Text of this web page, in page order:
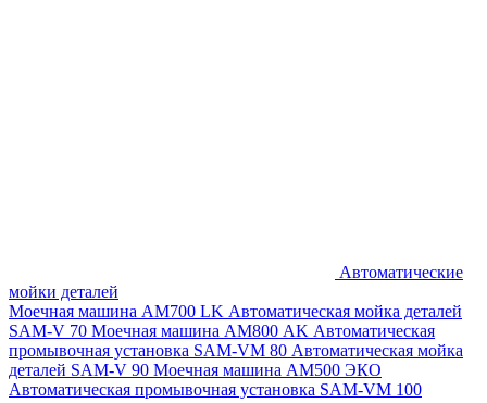
Автоматические
мойки деталей
Моечная машина AM700 LK Автоматическая мойка деталей
SAM-V 70 Моечная машина АМ800 AK Автоматическая
промывочная установка SAM-VM 80 Автоматическая мойка
деталей SAM-V 90 Моечная машина АМ500 ЭКО
Автоматическая промывочная установка SAM-VM 100